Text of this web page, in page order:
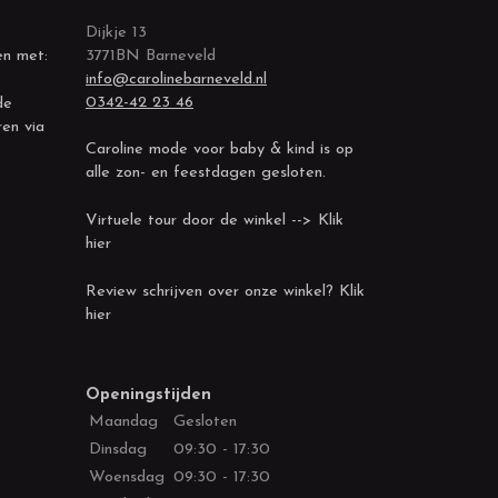
met:
via
Dijkje 13
3771BN Barneveld
info@carolinebarneveld.nl
0342-42 23 46
Caroline mode voor baby & kind is op
alle zon- en feestdagen gesloten.
Virtuele tour door de winkel --> Klik
hier
Review schrijven over onze winkel? Klik
hier
Openingstijden
Maandag
Gesloten
Dinsdag
09:30 - 17:30
Woensdag 09:30 - 17:30